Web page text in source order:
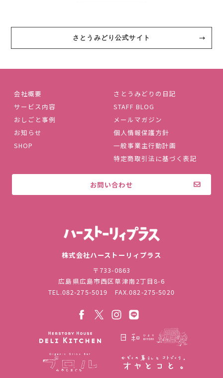
さとうみどり公式サイト
会社概要
サービス内容
おしごと事例
お知らせ
SHOP
さとうみどりの日記
STAFF BLOG
メールマガジン
個人情報保護方針
一般事業主行動計画
特定商取引法に基づく表記
お問い合わせ
株式会社ハーストーリィプラス
〒733-0863
広島県広島市西区草津南2丁目8-6
TEL.082-275-5019 FAX.082-275-5020